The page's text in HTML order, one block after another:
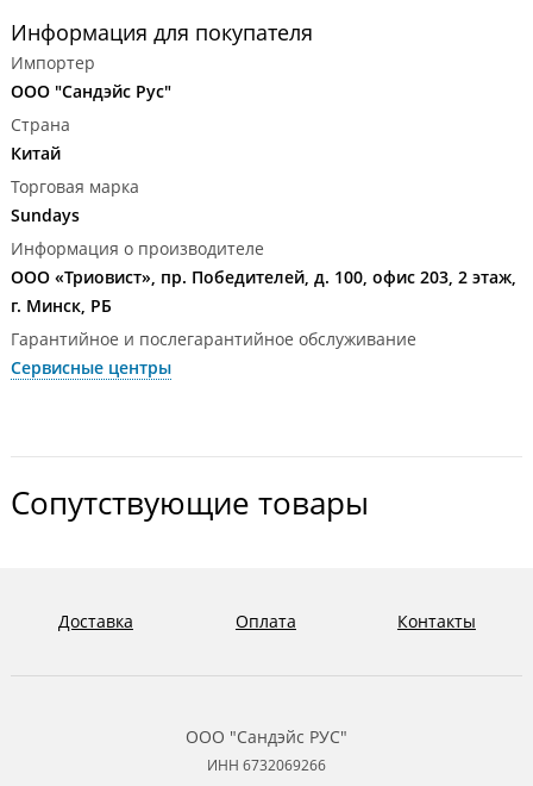
Информация для покупателя
Импортер
ООО "Сандэйс Рус"
Страна
Китай
Торговая марка
Sundays
Информация о производителе
ООО «Триовист», пр. Победителей, д. 100, офис 203, 2 этаж,
г. Минск, РБ
Гарантийное и послегарантийное обслуживание
Сервисные центры
Сопутствующие товары
ООО "Сандэйс РУС"
ИНН 6732069266
Доставка Оплата Контакты